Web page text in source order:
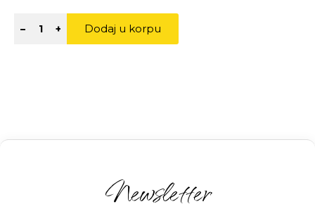
– + Dodaj u korpu
Newsletter